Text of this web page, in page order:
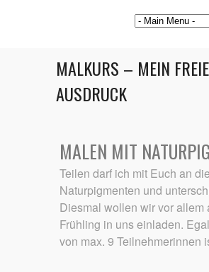
MALKURS – MEIN
AUSDRUCK
MALEN MIT
Teilen darf ich mit Euch an
Naturpigmenten und
Diesmal wollen wir vor
Frühling in uns einladen.
von max. 9